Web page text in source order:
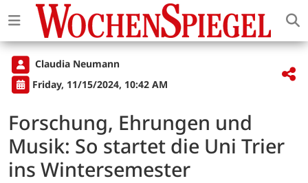
Claudia Neumann
Friday, 11/15/2024, 10:42 AM
Forschung, Ehrungen und
Musik: So startet die Uni Trier
ins Wintersemester